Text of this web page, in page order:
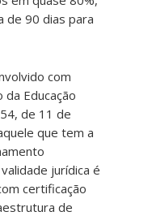
de 90 dias para
com
Educação
de 11 de
que tem a
jurídica é
certificação
de